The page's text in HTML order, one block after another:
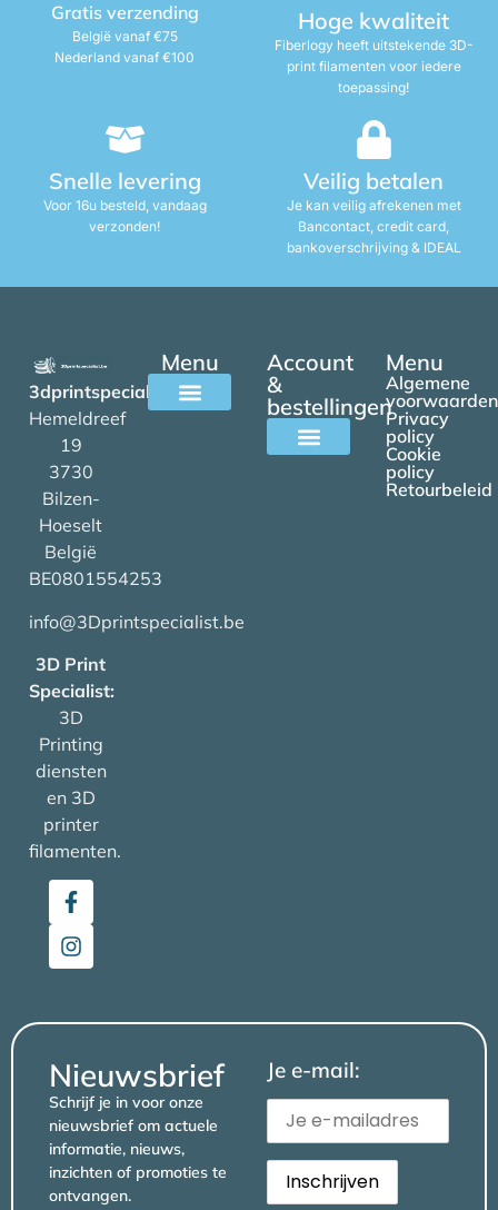
Gratis verzending
België vanaf €75
Nederland vanaf €100
Hoge kwaliteit
Fiberlogy heeft uitstekende 3D-
print filamenten voor iedere
toepassing!
Snelle levering
Voor 16u besteld, vandaag
verzonden!
Veilig betalen
Je kan veilig afrekenen met
Bancontact, credit card,
bankoverschrijving & IDEAL
3dprintspecialist.be
Hemeldreef
19
3730
Bilzen-
Hoeselt
België
BE0801554253
info@3Dprintspecialist.be
3D Print
Specialist:
3D
Printing
diensten
en 3D
printer
filamenten.
Menu
Account
&
bestellingen
Menu
Algemene
voorwaarden
Privacy
policy
Cookie
policy
Retourbeleid
Nieuwsbrief
Schrijf je in voor onze
nieuwsbrief om actuele
informatie, nieuws,
inzichten of promoties te
ontvangen.
Je e-mail: